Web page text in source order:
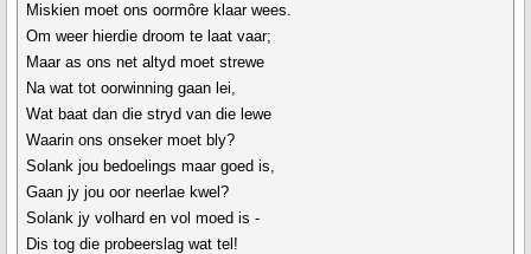
Miskien moet ons oormôre klaar wees.
Om weer hierdie droom te laat vaar;
Maar as ons net altyd moet strewe
Na wat tot oorwinning gaan lei,
Wat baat dan die stryd van die lewe
Waarin ons onseker moet bly?
Solank jou bedoelings maar goed is,
Gaan jy jou oor neerlae kwel?
Solank jy volhard en vol moed is -
Dis tog die probeerslag wat tel!